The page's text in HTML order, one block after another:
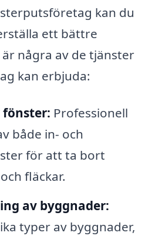
kan du
ett bättre
några av de tjänster
kan erbjuda:
fönster: Professionell
både in- och
för att ta bort
fläckar.
av byggnader:
typer av byggnader,